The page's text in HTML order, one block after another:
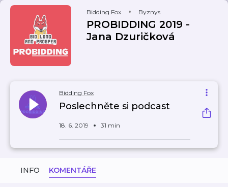
Bidding Fox Byznys
PROBIDDING 2019 -
Jana Dzuričková
Bidding Fox
Poslechněte si podcast
18. 6. 2019 31 min
INFO KOMENTÁŘE